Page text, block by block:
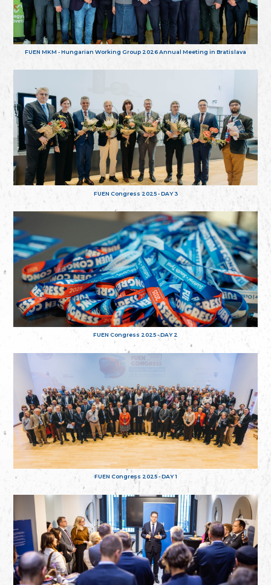
FUEN MKM - Hungarian Working Group 2026 Annual Meeting in Bratislava
FUEN Congress 2025 - DAY 3
FUEN Congress 2025 - DAY 2
FUEN Congress 2025 - DAY 1